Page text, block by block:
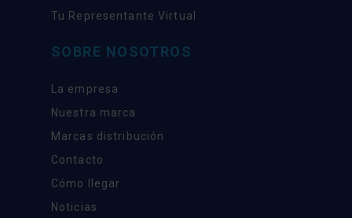
Tu Representante Virtual
SOBRE NOSOTROS
La empresa
Nuestra marca
Marcas distribución
Contacto
Cómo llegar
Noticias